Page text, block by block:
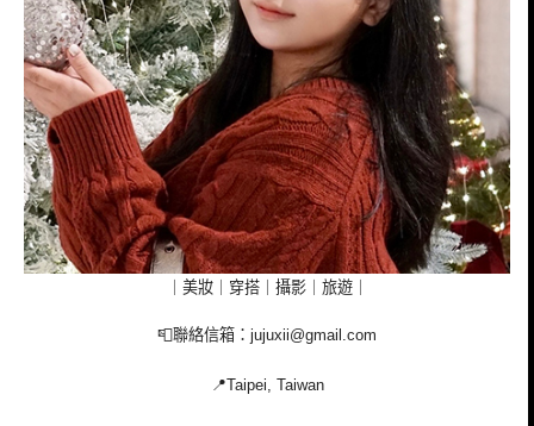
｜美妝｜穿搭｜攝影｜旅遊｜
📮聯絡信箱： jujuxii@gmail.com
📍Taipei, Taiwan